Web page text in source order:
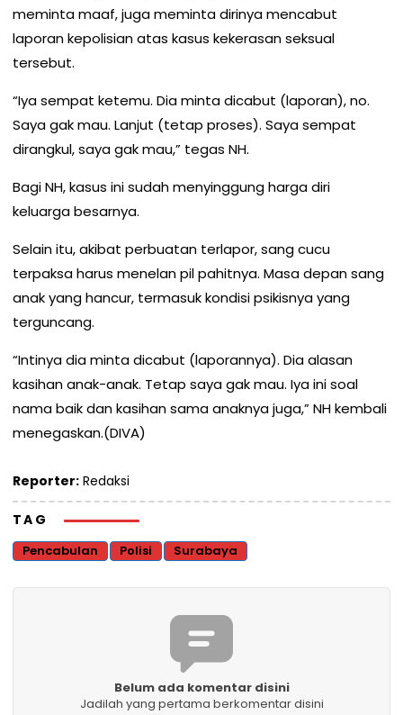
meminta maaf, juga meminta dirinya mencabut
laporan kepolisian atas kasus kekerasan seksual
tersebut.
“Iya sempat ketemu. Dia minta dicabut (laporan), no.
Saya gak mau. Lanjut (tetap proses). Saya sempat
dirangkul, saya gak mau,” tegas NH.
Bagi NH, kasus ini sudah menyinggung harga diri
keluarga besarnya.
Selain itu, akibat perbuatan terlapor, sang cucu
terpaksa harus menelan pil pahitnya. Masa depan sang
anak yang hancur, termasuk kondisi psikisnya yang
terguncang.
“Intinya dia minta dicabut (laporannya). Dia alasan
kasihan anak-anak. Tetap saya gak mau. Iya ini soal
nama baik dan kasihan sama anaknya juga,” NH kembali
menegaskan.(DIVA)
Reporter: Redaksi
TAG
Pencabulan Polisi Surabaya
Belum ada komentar disini
Jadilah yang pertama berkomentar disini